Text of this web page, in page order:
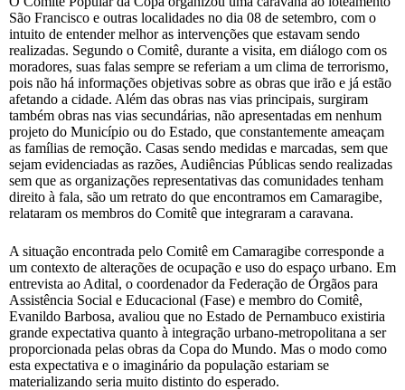
São Francisco e outras localidades no dia 08 de setembro, com o
intuito de entender melhor as intervenções que estavam sendo
realizadas. Segundo o Comitê, durante a visita, em diálogo com os
moradores, suas falas sempre se referiam a um clima de terrorismo,
pois não há informações objetivas sobre as obras que irão e já estão
afetando a cidade. Além das obras nas vias principais, surgiram
também obras nas vias secundárias, não apresentadas em nenhum
projeto do Município ou do Estado, que constantemente ameaçam
as famílias de remoção. Casas sendo medidas e marcadas, sem que
sejam evidenciadas as razões, Audiências Públicas sendo realizadas
sem que as organizações representativas das comunidades tenham
direito à fala, são um retrato do que encontramos em Camaragibe,
relataram os membros do Comitê que integraram a caravana.
A situação encontrada pelo Comitê em Camaragibe corresponde a
um contexto de alterações de ocupação e uso do espaço urbano. Em
entrevista ao Adital, o coordenador da Federação de Órgãos para
Assistência Social e Educacional (Fase) e membro do Comitê,
Evanildo Barbosa, avaliou que no Estado de Pernambuco existiria
grande expectativa quanto à integração urbano-metropolitana a ser
proporcionada pelas obras da Copa do Mundo. Mas o modo como
esta expectativa e o imaginário da população estariam se
materializando seria muito distinto do esperado.